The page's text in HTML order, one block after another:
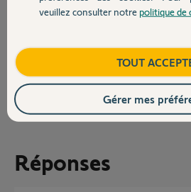
Contact
Suis-je tombé sur un kit défectueux ?
il y a plus d'un an
Participer au fil
Réponses
veuillez consulter notre politique de
TOUT
Gérer mes